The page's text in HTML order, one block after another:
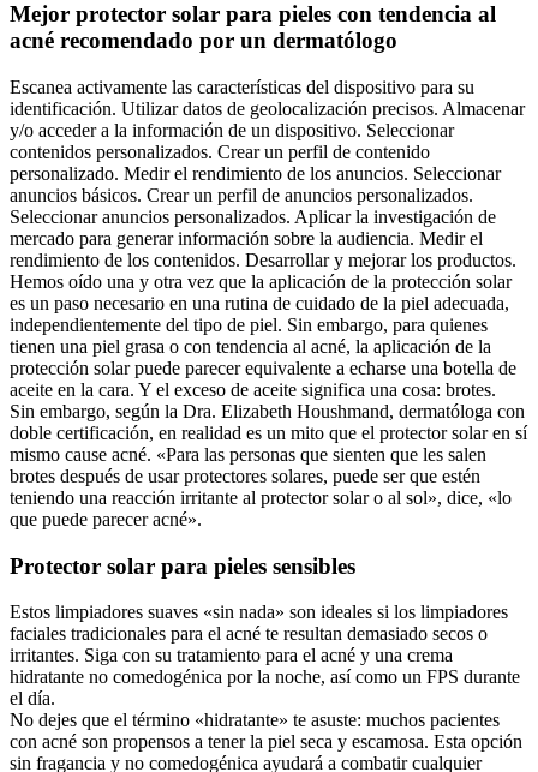
Mejor protector solar para pieles con tendencia al
acné recomendado por un dermatólogo
Escanea activamente las características del dispositivo para su
identificación. Utilizar datos de geolocalización precisos. Almacenar
y/o acceder a la información de un dispositivo. Seleccionar
contenidos personalizados. Crear un perfil de contenido
personalizado. Medir el rendimiento de los anuncios. Seleccionar
anuncios básicos. Crear un perfil de anuncios personalizados.
Seleccionar anuncios personalizados. Aplicar la investigación de
mercado para generar información sobre la audiencia. Medir el
rendimiento de los contenidos. Desarrollar y mejorar los productos.
Hemos oído una y otra vez que la aplicación de la protección solar
es un paso necesario en una rutina de cuidado de la piel adecuada,
independientemente del tipo de piel. Sin embargo, para quienes
tienen una piel grasa o con tendencia al acné, la aplicación de la
protección solar puede parecer equivalente a echarse una botella de
aceite en la cara. Y el exceso de aceite significa una cosa: brotes.
Sin embargo, según la Dra. Elizabeth Houshmand, dermatóloga con
doble certificación, en realidad es un mito que el protector solar en sí
mismo cause acné. «Para las personas que sienten que les salen
brotes después de usar protectores solares, puede ser que estén
teniendo una reacción irritante al protector solar o al sol», dice, «lo
que puede parecer acné».
Protector solar para pieles sensibles
Estos limpiadores suaves «sin nada» son ideales si los limpiadores
faciales tradicionales para el acné te resultan demasiado secos o
irritantes. Siga con su tratamiento para el acné y una crema
hidratante no comedogénica por la noche, así como un FPS durante
el día.
No dejes que el término «hidratante» te asuste: muchos pacientes
con acné son propensos a tener la piel seca y escamosa. Esta opción
sin fragancia y no comedogénica ayudará a combatir cualquier